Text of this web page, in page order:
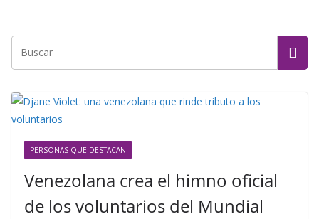
PERSONAS QUE DESTACAN
Venezolana crea el himno oficial
de los voluntarios del Mundial